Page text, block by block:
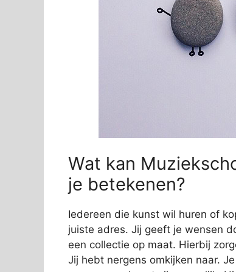
Wat kan
je betekenen?
Iedereen die kunst wil huren of
juiste adres. Jij geeft je wensen
een collectie op maat. Hierbij
Jij hebt nergens omkijken naar.